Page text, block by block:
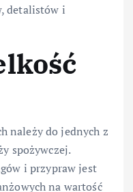
detalistów i
należy do jednych z
spożywczej.
i przypraw jest
na wartość